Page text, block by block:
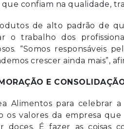
confiam na qualidade,
de alto padrão de
o trabalho dos
“Somos responsáveis
crescer ainda mais”,
E
Alimentos para celebrar
os valores da empresa
doces. É fazer as coisas